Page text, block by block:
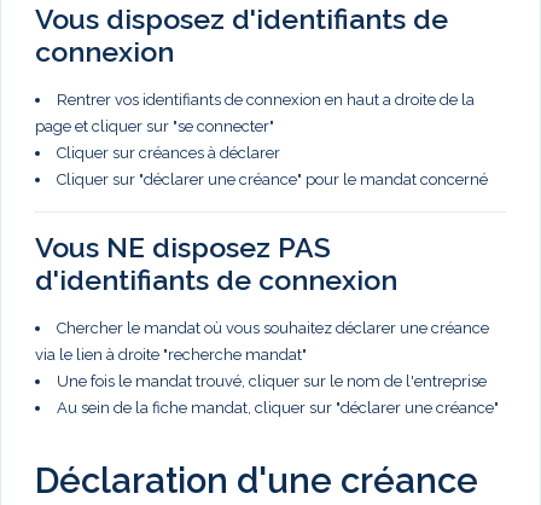
Vous disposez d'identifiants de
connexion
Rentrer vos identifiants de connexion en haut a droite de la
page et cliquer sur "se connecter"
Cliquer sur créances à déclarer
Cliquer sur "déclarer une créance" pour le mandat concerné
Vous NE disposez PAS
d'identifiants de connexion
Chercher le mandat où vous souhaitez déclarer une créance
via le lien à droite "recherche mandat"
Une fois le mandat trouvé, cliquer sur le nom de l'entreprise
Au sein de la fiche mandat, cliquer sur "déclarer une créance"
Déclaration d'une créance